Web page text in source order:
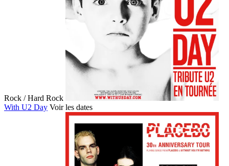
Rock / Hard Rock
With U2 Day Voir les dates